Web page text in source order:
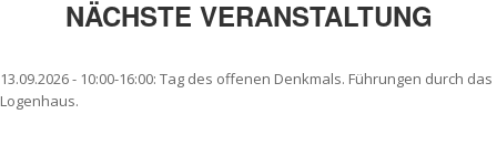
NÄCHSTE VERANSTALTUNG
13.09.2026 - 10:00-16:00: Tag des offenen Denkmals. Führungen durch das
Logenhaus.